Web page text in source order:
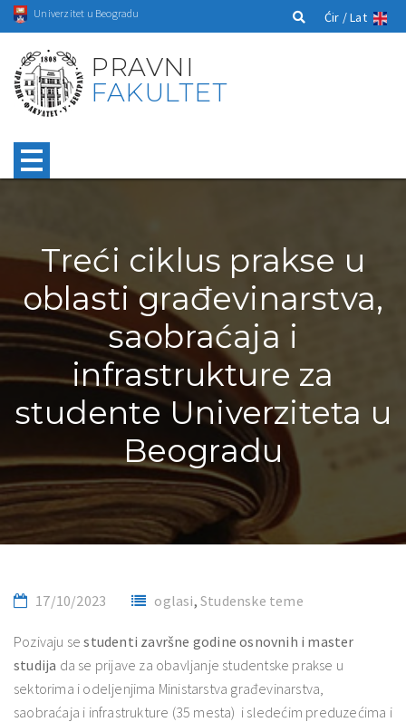
Univerzitet u Beogradu Ćir /Lat
PRAVNI
FAKULTET
Treći ciklus prakse u
oblasti građevinarstva,
saobraćaja i
infrastrukture za
studente Univerziteta u
Beogradu
17/10/2023 oglasi, Studenske teme
Pozivaju sestudenti završne godine osnovnih i master
studija da se prijave za obavljanje studentske prakse u
sektorima i odeljenjima Ministarstva građevinarstva,
saobraćaja i infrastrukture (35 mesta) i sledećim preduzećima i